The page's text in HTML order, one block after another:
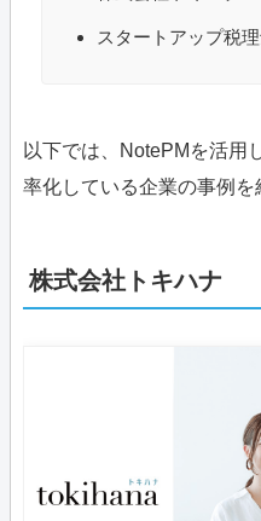
スタートアップ税
以下では、NotePMを活用
率化している企業の事例を
株式会社トキハナ